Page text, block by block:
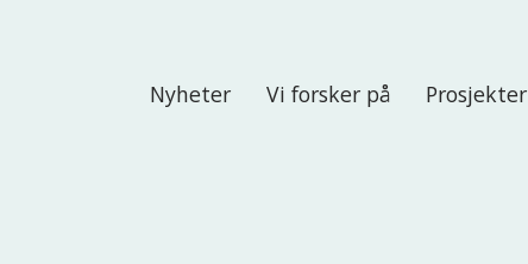
Nyheter Vi forsker på Prosjekter